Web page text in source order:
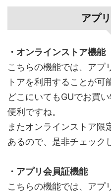
アプ
・オンラインストア機能
こちらの機能では、アプ
トアを利用することが可
どこにいてもGUでお買
便利ですね。
またオンラインストア限
あるので、是非チェック
・アプリ会員証機能
こちらの機能では、アプ